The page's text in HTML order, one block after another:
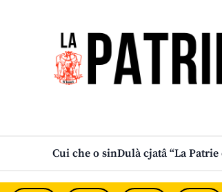
Cui che o sinDulà cjatâ “La